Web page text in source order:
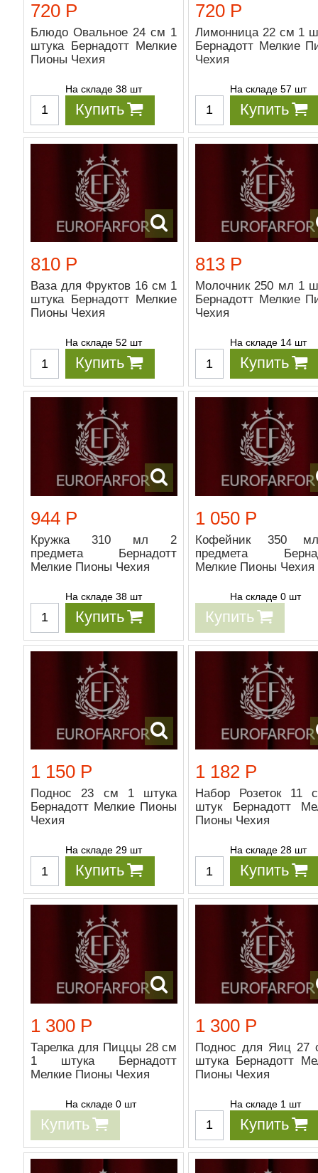
720 Р
Блюдо Овальное 24 см 1
штука Бернадотт Мелкие
Пионы Чехия
На складе 38 шт
Купить
720 Р
Лимонница 22 см 1
Бернадотт Мелкие
Чехия
На складе 57 шт
Купить
810 Р
Ваза для Фруктов 16 см 1
штука Бернадотт Мелкие
Пионы Чехия
На складе 52 шт
Купить
813 Р
Молочник 250 мл 1
Бернадотт Мелкие
Чехия
На складе 14 шт
Купить
944 Р
Кружка 310 мл 2
предмета Бернадотт
Мелкие Пионы Чехия
На складе 38 шт
Купить
1 050 Р
Кофейник 350
предмета
Мелкие Пионы Чехия
На складе 0 шт
Купить
1 150 Р
Поднос 23 см 1 штука
Бернадотт Мелкие Пионы
Чехия
На складе 29 шт
Купить
1 182 Р
Набор Розеток 11
штук Бернадотт
Пионы Чехия
На складе 28 шт
Купить
1 300 Р
Тарелка для Пиццы 28 см
1 штука Бернадотт
Мелкие Пионы Чехия
На складе 0 шт
Купить
1 300 Р
Поднос для Яиц 27
штука Бернадотт
Пионы Чехия
На складе 1 шт
Купить